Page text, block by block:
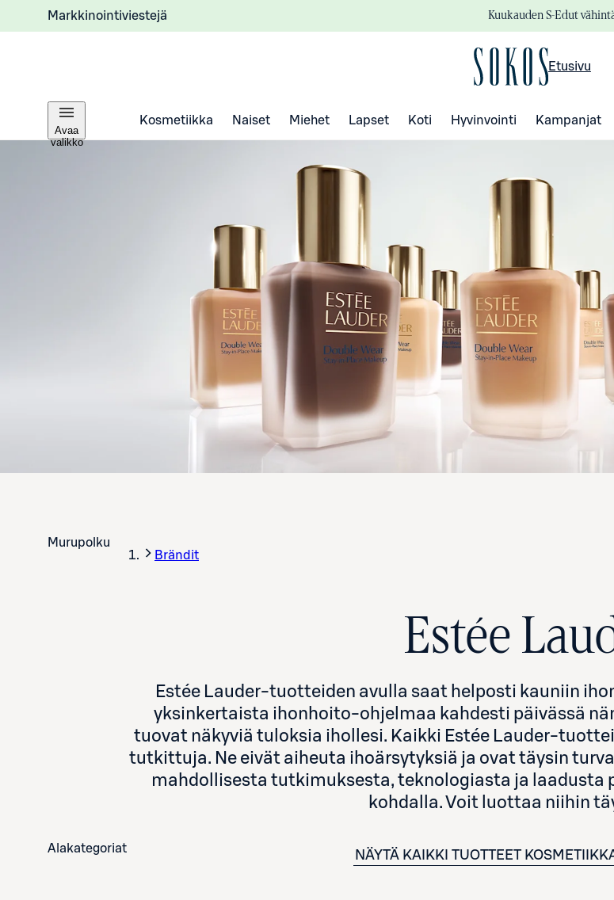
Markkinointiviestejä Kuukauden S-Edut
Etusivu
Avaa
valikko
Kosmetiikka Naiset Miehet Lapset Koti Hyvinvointi Kampanjat
Murupolku
Brändit
Estée
Estée Lauder-tuotteiden avulla saat helposti kauniin
yksinkertaista ihonhoito-ohjelmaa kahdesti päivässä
tuovat näkyviä tuloksia ihollesi. Kaikki Estée Lauder-
tutkittuja. Ne eivät aiheuta ihoärsytyksiä ja ovat täysin
mahdollisesta tutkimuksesta, teknologiasta ja laadusta
kohdalla. Voit luottaa niihin
Alakategoriat NÄYTÄ KAIKKI TUOTTEET